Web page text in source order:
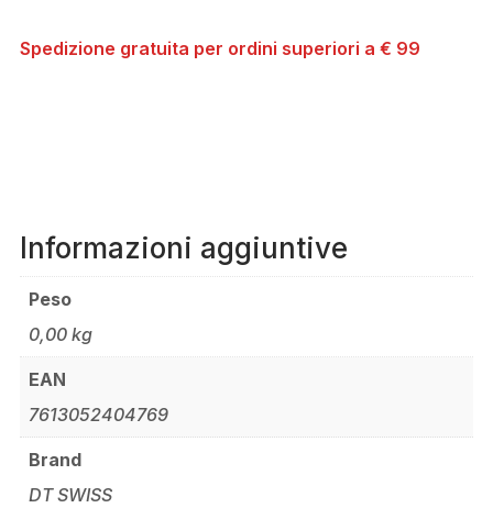
Spedizione gratuita per ordini superiori a € 99
Informazioni aggiuntive
Peso
0,00 kg
EAN
7613052404769
Brand
DT SWISS